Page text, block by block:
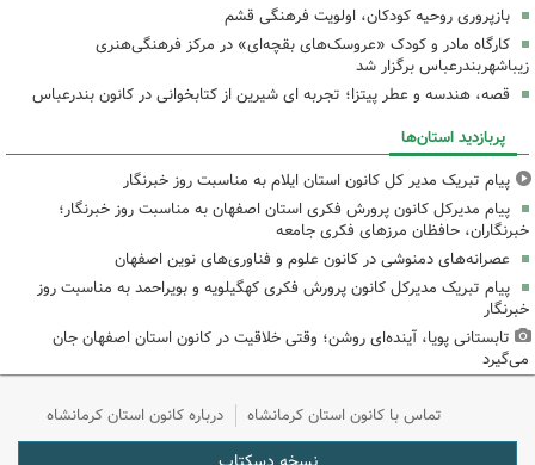
بازپروری روحیه کودکان، اولویت فرهنگی قشم
کارگاه مادر و کودک «عروسک‌های بقچه‌ای» در مرکز فرهنگی‌هنری
زیباشهربندرعباس برگزار شد
قصه، هندسه و عطر پیتزا؛ تجربه ای شیرین از کتابخوانی در کانون بندرعباس
پربازدید استان‌ها
پیام تبریک مدیر کل کانون استان ایلام به مناسبت روز خبرنگار
پیام مدیرکل کانون پرورش فکری استان اصفهان به مناسبت روز خبرنگار؛
خبرنگاران، حافظان مرزهای فکری جامعه
عصرانه‌های دمنوشی در کانون علوم و فناوری‌های نوین اصفهان
پیام تبریک مدیرکل کانون پرورش فکری کهگیلویه و بویراحمد به مناسبت روز
خبرنگار
تابستانی پویا، آینده‌ای روشن؛ وقتی خلاقیت در کانون استان اصفهان جان
می‌گیرد
تماس با کانون استان کرمانشاه درباره کانون استان کرمانشاه